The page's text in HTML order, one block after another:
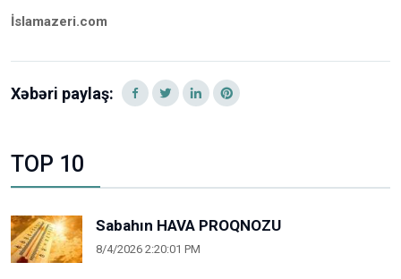
İslamazeri.com
Xəbəri paylaş:
TOP 10
Sabahın HAVA PROQNOZU
8/4/2026 2:20:01 PM